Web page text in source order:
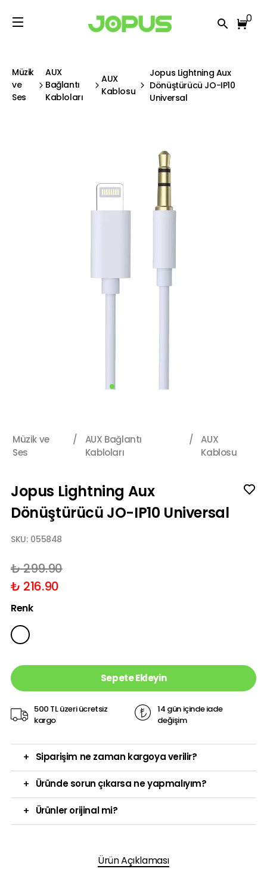
0
Müzik
ve
Ses
AUX
Bağlantı
Kabloları
AUX
Kablosu
Jopus Lightning Aux
Dönüştürücü JO-IP10
Universal
Müzik ve
Ses
/
AUX Bağlantı
Kabloları
/
AUX
Kablosu
Jopus Lightning Aux
Dönüştürücü JO-IP10 Universal
SKU: 055848
₺ 299.90
₺ 216.90
Renk
Sepete Ekleyin
500 TL üzeri ücretsiz
kargo
14 gün içinde iade
değişim
+ Siparişim ne zaman kargoya verilir?
+ Üründe sorun çıkarsa ne yapmalıyım?
+ Ürünler orijinal mi?
Ürün Açıklaması